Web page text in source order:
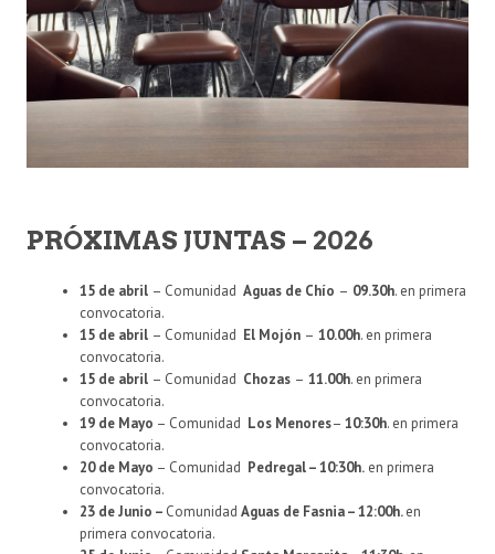
PRÓXIMAS JUNTAS – 2026
15 de abril – Comunidad Aguas de Chío – 09.30h. en primera
convocatoria.
15 de abril – Comunidad El Mojón – 10.00h. en primera
convocatoria.
15 de abril – Comunidad Chozas – 11.00h. en primera
convocatoria.
19 de Mayo – Comunidad Los Menores– 10:30h. en primera
convocatoria.
20 de Mayo – Comunidad Pedregal– 10:30h.en primera
convocatoria.
23 de Junio – Comunidad Aguas de Fasnia – 12:00h.en
primera convocatoria.